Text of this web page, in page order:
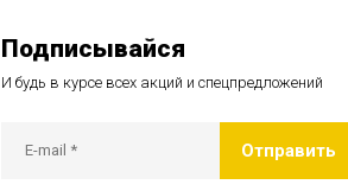
Подписывайся
И будь в курсе всех акций и спецпредложений
Отправить